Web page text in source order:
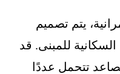
يتم تصميم
للمبنى. قد
تتحمل عددًا